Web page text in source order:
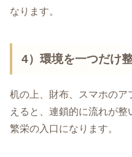
なります。
4）環境を一つだけ
机の上、財布、スマホの
えると、連鎖的に流れが
繁栄の入口になります。